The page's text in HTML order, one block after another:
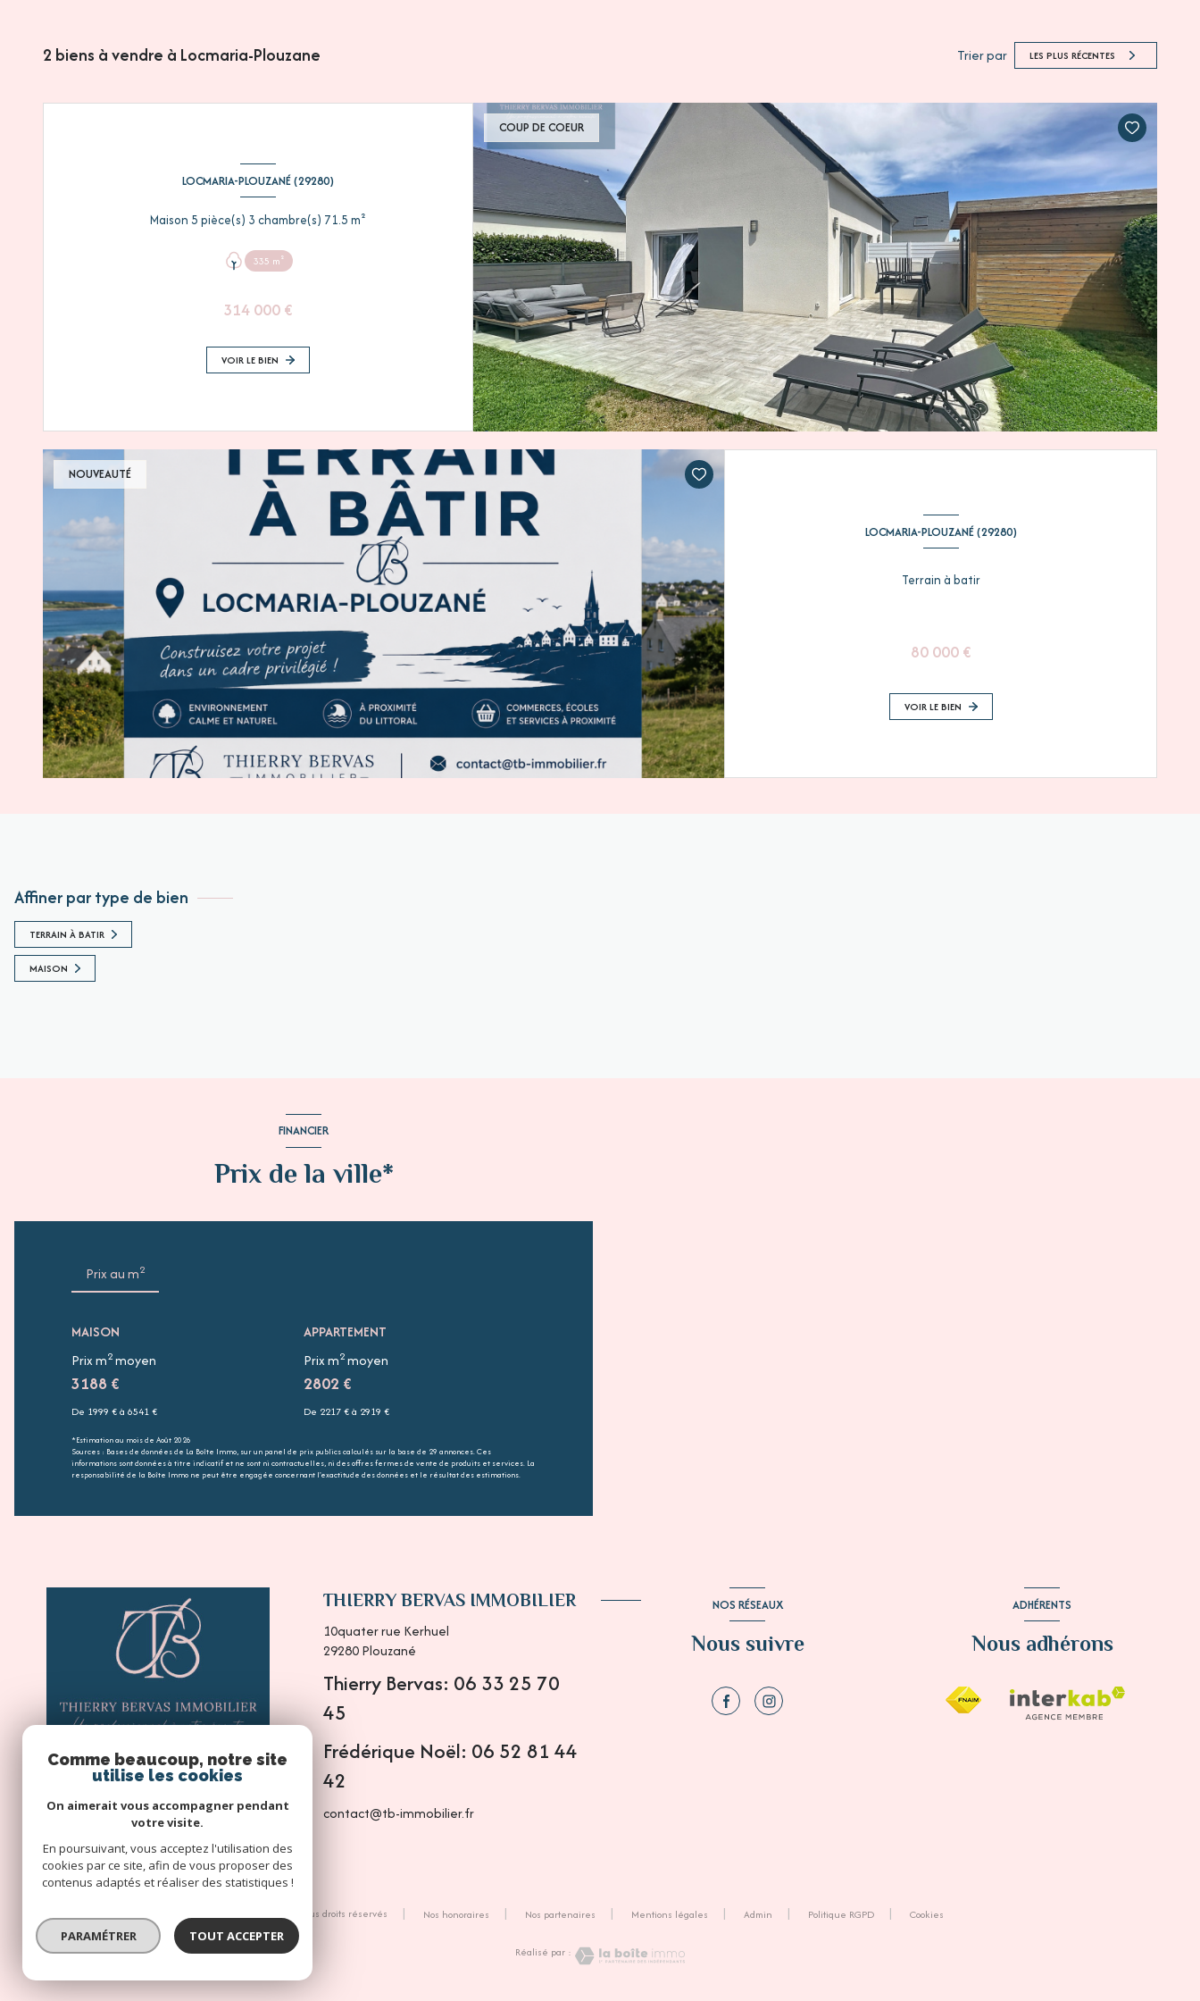
2 biens à vendre à Locmaria-Plouzane Trier par LES PLUS RÉCENTES
COUP DE COEUR
LOCMARIA-PLOUZANÉ (29280)
Maison 5 pièce(s) 3 chambre(s) 71.5 m²
335 m²
314 000 €
VOIR LE BIEN
NOUVEAUTÉ
LOCMARIA-PLOUZANÉ (29280)
Terrain à batir
80 000 €
VOIR LE BIEN
Affiner par type de bien
TERRAIN À BATIR
MAISON
FINANCIER
Prix de la ville*
Prix au m2
MAISON
Prix m2moyen
3188 €
De 1999 € à 6541 €
APPARTEMENT
Prix m2moyen
2802 €
De 2217 € à 2919 €
*Estimation au mois de Août 2026
Sources : Bases de données de La Boîte Immo, sur un panel de prix publics calculés sur la base de 29 annonces. Ces
informations sont données à titre indicatif et ne sont ni contractuelles, ni des offres fermes de vente de produits et services. La
responsabilité de la Boîte Immo ne peut être engagée concernant l'exactitude des données et le résultat des estimations.
THIERRY BERVAS IMMOBILIER
10quater rue Kerhuel
29280Plouzané
Thierry Bervas: 06 33 25 70
45
Frédérique Noël: 06 52 81 44
42
contact@tb-immobilier.fr
NOS RÉSEAUX
Nous suivre
ADHÉRENTS
Nous adhérons
© 2026 | Tous droits réservés Nos honoraires Nos partenaires Mentions légales Admin Politique RGPD Cookies
Réalisé par :
Comme beaucoup, notre site
utilise les cookies
On aimerait vous accompagner pendant
votre visite.
En poursuivant, vous acceptez l'utilisation des
cookies par ce site, afin de vous proposer des
contenus adaptés et réaliser des statistiques !
PARAMÉTRER TOUT ACCEPTER